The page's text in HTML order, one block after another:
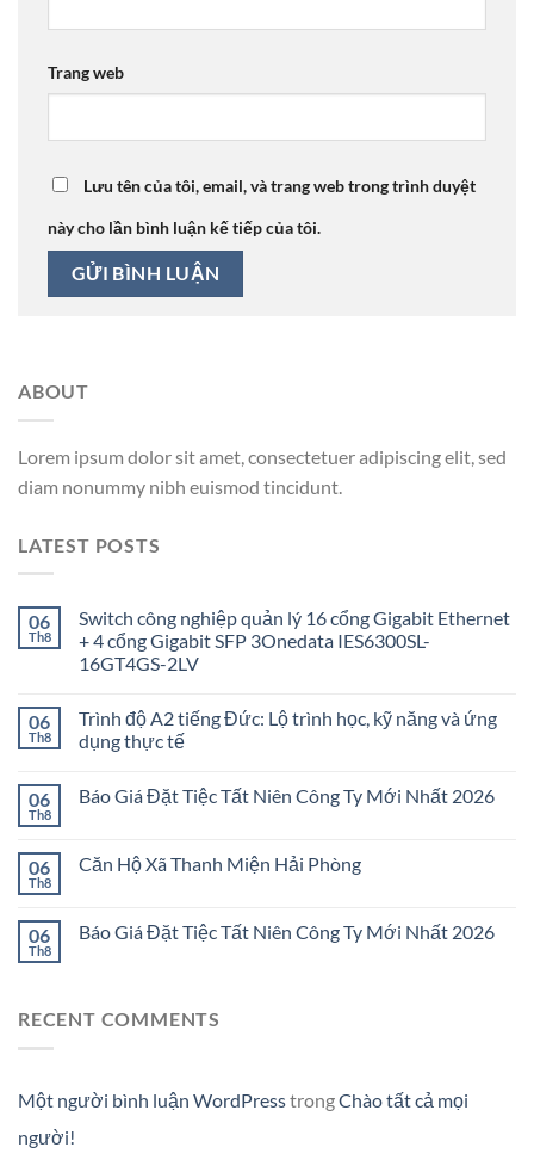
Trang web
Lưu tên của tôi, email, và trang web trong trình duyệt
này cho lần bình luận kế tiếp của tôi.
ABOUT
Lorem ipsum dolor sit amet, consectetuer adipiscing elit, sed
diam nonummy nibh euismod tincidunt.
LATEST POSTS
06
Th8
Switch công nghiệp quản lý 16 cổng Gigabit Ethernet
+ 4 cổng Gigabit SFP 3Onedata IES6300SL-
16GT4GS-2LV
06
Th8
Trình độ A2 tiếng Đức: Lộ trình học, kỹ năng và ứng
dụng thực tế
06
Th8
Báo Giá Đặt Tiệc Tất Niên Công Ty Mới Nhất 2026
06
Th8
Căn Hộ Xã Thanh Miện Hải Phòng
06
Th8
Báo Giá Đặt Tiệc Tất Niên Công Ty Mới Nhất 2026
RECENT COMMENTS
Một người bình luận WordPresstrongChào tất cả mọi
người!